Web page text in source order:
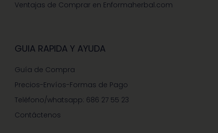
Ventajas de Comprar en Enformaherbal.com
GUIA RAPIDA Y AYUDA
Guía de Compra
Precios-Envíos-Formas de Pago
Teléfono/whatsapp: 686 27 55 23
Contáctenos